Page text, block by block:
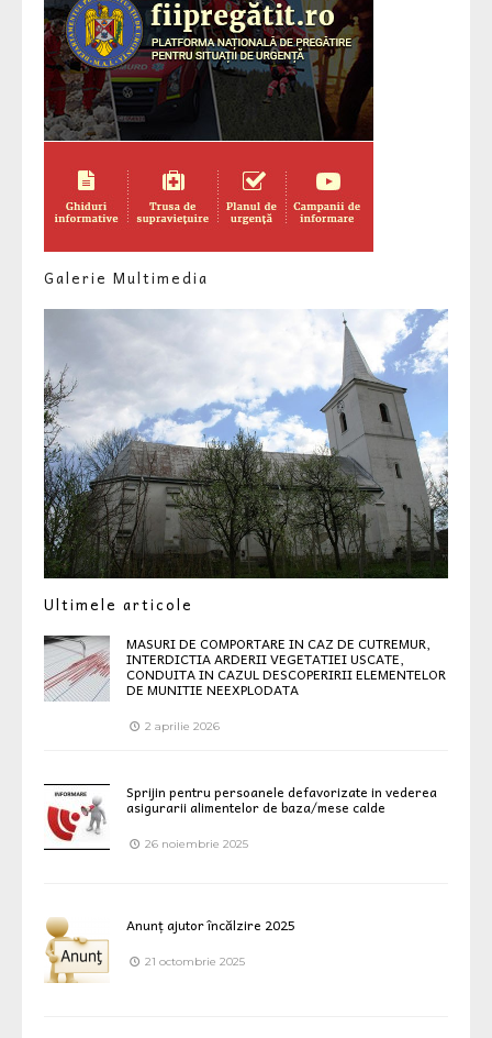
Galerie Multimedia
Ultimele articole
MASURI DE COMPORTARE IN CAZ DE CUTREMUR,
INTERDICTIA ARDERII VEGETATIEI USCATE,
CONDUITA IN CAZUL DESCOPERIRII ELEMENTELOR
DE MUNITIE NEEXPLODATA
2 aprilie 2026
Sprijin pentru persoanele defavorizate in vederea
asigurarii alimentelor de baza/mese calde
26 noiembrie 2025
Anunț ajutor încălzire 2025
21 octombrie 2025